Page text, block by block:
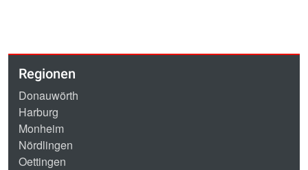
Regionen
Donauwörth
Harburg
Monheim
Nördlingen
Oettingen